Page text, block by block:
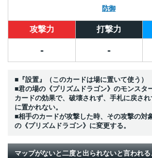
防御
攻撃力 打撃力
- -
■『設置』（このカードは場に置いて使う）
■君の場の《プリズムドラゴン》のモンスタ
カードの効果で、破壊されず、手札に戻さ
に置かれない。
■相手のカードが攻撃した時、その攻撃の対
の《プリズムドラゴン》に変更する。
マップがないと二度と出られないと言われ